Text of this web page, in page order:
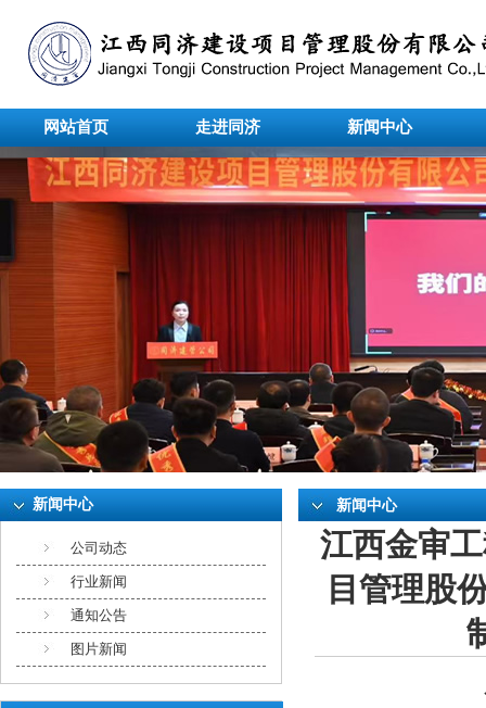
网站首页 走进同济 新闻中心
undefined
新闻中心
公司动态
行业新闻
通知公告
图片新闻
新闻中心
江西金审
目管理股